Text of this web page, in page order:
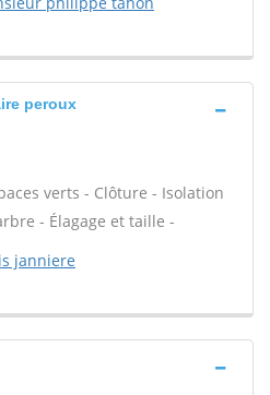
peroux
verts - Clôture - Isolation
- Élagage et taille -
janniere